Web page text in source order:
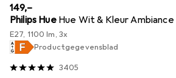
EUR
149,–
Philips Hue Hue Wit & Kleur
E27, 1100 lm, 3x
Productgegevensblad
3405